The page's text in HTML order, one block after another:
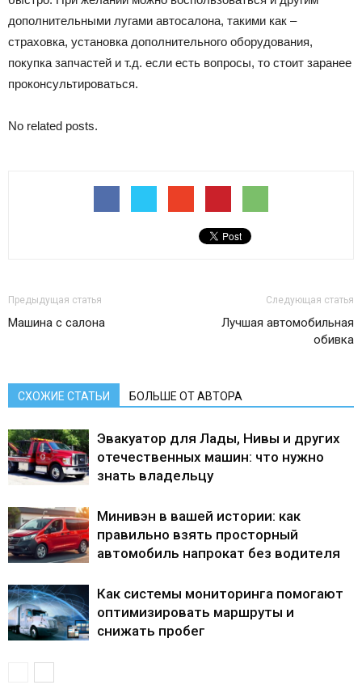
дополнительными лугами автосалона, такими как –
страховка, установка дополнительного оборудования,
покупка запчастей и т.д. если есть вопросы, то стоит заранее
проконсультироваться.
No related posts.
Предыдущая статья
Машина с салона
Следующая статья
Лучшая автомобильная
обивка
СХОЖИЕ СТАТЬИ БОЛЬШЕ ОТ АВТОРА
Эвакуатор для Лады, Нивы и других
отечественных машин: что нужно
знать владельцу
Минивэн в вашей истории: как
правильно взять просторный
автомобиль напрокат без водителя
Как системы мониторинга помогают
оптимизировать маршруты и
снижать пробег